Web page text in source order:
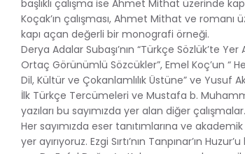
başlıklı çalışma ise Ahmet Mithat üzerinde
Koçak’ın çalışması, Ahmet Mithat ve romanı
kapı açan değerli bir monografi örneği.
Derya Adalar Subaşı’nın “Türkçe Sözlük’te
Ortaç Görünümlü Sözcükler”, Emel Koç’un “
Dil, Kültür ve Çokanlamlılık Üstüne” ve Yusuf
İlk Türkçe Tercümeleri ve Mustafa b.
yazıları bu sayımızda yer alan diğer çalışmalar.
Her sayımızda eser tanıtımlarına ve
yer ayırıyoruz. Ezgi Sırtı’nın Tanpınar’ın